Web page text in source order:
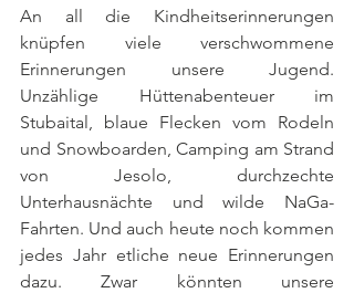
An all die Kindheitserinnerungen
knüpfen viele verschwommene
Erinnerungen unsere Jugend.
Unzählige Hüttenabenteuer im
Stubaital, blaue Flecken vom Rodeln
und Snowboarden, Camping am Strand
von Jesolo, durchzechte
Unterhausnächte und wilde NaGa-
Fahrten. Und auch heute noch kommen
jedes Jahr etliche neue Erinnerungen
dazu. Zwar könnten unsere